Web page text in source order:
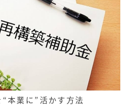
本業に”活かす方法